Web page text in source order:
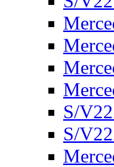
S/
S/